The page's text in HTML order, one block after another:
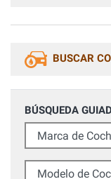
BUSCAR
BÚSQUEDA
Marca de Coche
Modelo de Coche